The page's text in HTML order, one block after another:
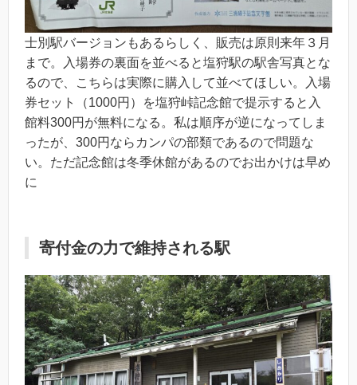
士別駅バージョンもあるらしく、販売は原則来年３月
まで。入場券の裏面を並べると塩狩駅の駅舎写真とな
るので、こちらは実際に購入して並べてほしい。入場
券セット（1000円）を塩狩峠記念館で提示すると入
館料300円が無料になる。私は順序が逆になってしま
ったが、300円ならカンパの部類であるので問題な
い。ただ記念館は冬季休館があるのでお出かけは早め
に
寄付金の力で維持される駅